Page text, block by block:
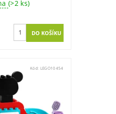
(>2 ks)
Kód: LEGO10454